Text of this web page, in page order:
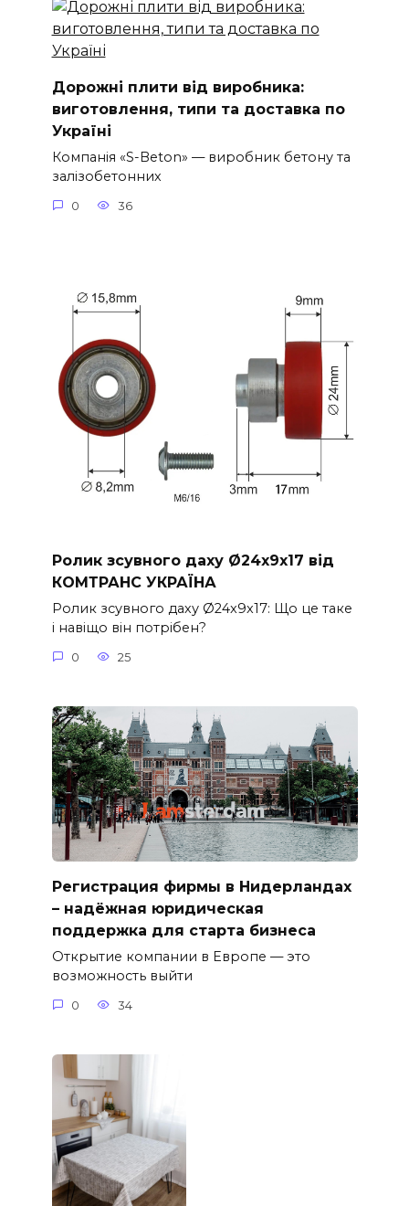
Дорожні плити від виробника:
виготовлення, типи та доставка по
Україні
Компанія «S-Beton» — виробник бетону та
залізобетонних
0 36
Ролик зсувного даху Ø24x9x17 від
КОМТРАНС УКРАЇНА
Ролик зсувного даху Ø24x9x17: Що це таке
і навіщо він потрібен?
0 25
Регистрация фирмы в Нидерландах
– надёжная юридическая
поддержка для старта бизнеса
Открытие компании в Европе — это
возможность выйти
0 34